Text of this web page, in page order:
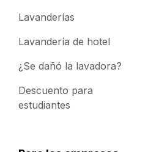
Lavanderías
Lavandería de hotel
¿Se dañó la lavadora?
Descuento para
estudiantes